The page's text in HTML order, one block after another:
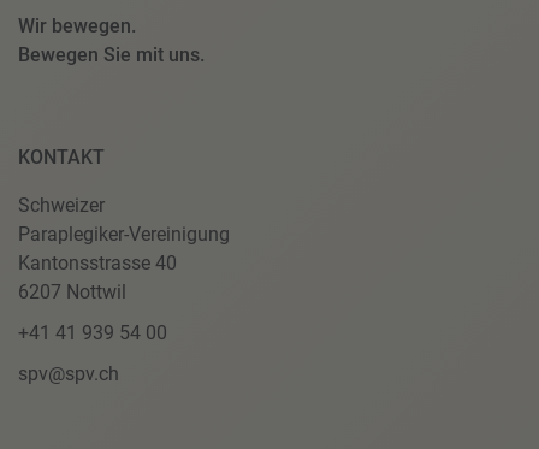
Wir bewegen.
Bewegen Sie mit uns.
KONTAKT
Schweizer
Paraplegiker-Vereinigung
Kantonsstrasse 40
6207 Nottwil
+41 41 939 54 00
spv@spv.ch